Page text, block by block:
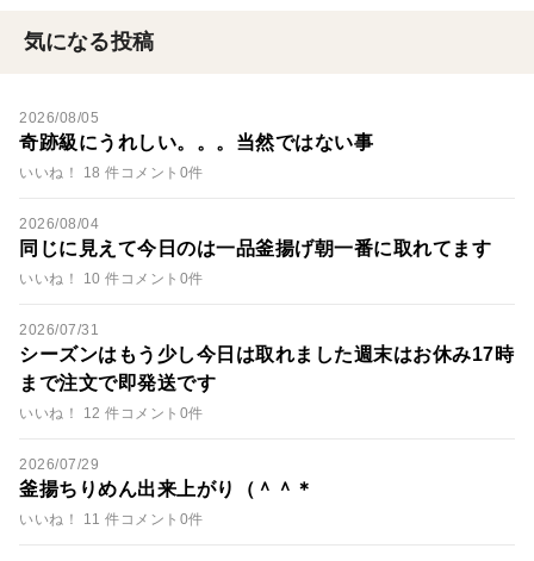
気になる投稿
2026/08/05
奇跡級にうれしい。。。当然ではない事
いいね！ 18 件 コメント0件
2026/08/04
同じに見えて今日のは一品釜揚げ朝一番に取れてます
いいね！ 10 件 コメント0件
2026/07/31
シーズンはもう少し今日は取れました週末はお休み17時
まで注文で即発送です
いいね！ 12 件 コメント0件
2026/07/29
釜揚ちりめん出来上がり（＾＾＊
いいね！ 11 件 コメント0件